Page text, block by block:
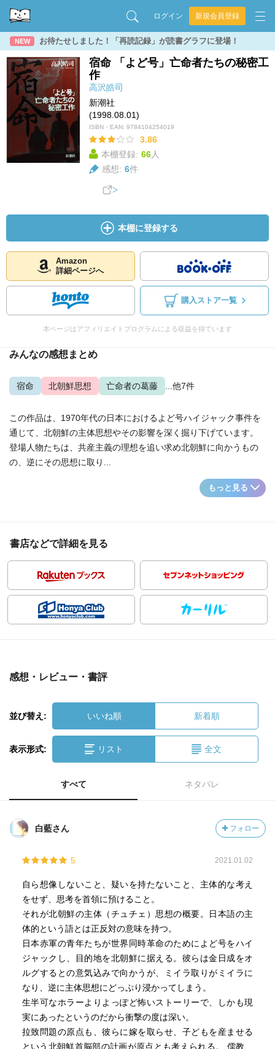
ログイン 新規会員登録
NEW お待たせしました！「再読記録」が読書グラフに登場！
宿命 「よど号」亡命者たちの秘密工
作
高沢皓司
新潮社
(1998.08.01)
ISBN・EAN: 9784104254019
3.86
本棚登録: 66人
感想: 6件
本棚に登録する
Amazon
詳細ページへ
購入ストア一覧
本ページはアフィリエイトプログラムによる収益を得ています
みんなの感想まとめ
宿命 北朝鮮思想 亡命者の葛藤 ...他7件
この作品は、1970年代の日本におけるよど号ハイジャック事件を
通じて、北朝鮮の主体思想やその影響を深く掘り下げています。
登場人物たちは、共産主義の理想を追い求め北朝鮮に向かうもの
の、逆にその思想に取り...
もっと見る
書店などで詳細を見る
感想・レビュー・書評
並び替え: いいね順 新着順
表示形式: リスト 全文
すべて ネタバレ
白藍さん フォロー
5 2021.01.02
自ら想像しないこと、疑いを持たないこと、主体的な考え
をせず、思考を首領に預けること。
それが北朝鮮の主体（チュチェ）思想の概要。日本語の主
体的という語とは正反対の意味を持つ。
日本赤軍の青年たちが世界同時革命のためによど号をハイ
ジャックし、目的地を北朝鮮に据える。彼らは金日成をオ
ルグするとの意気込みで向かうが、ミイラ取りがミイラに
なり、逆に主体思想にどっぷり浸かってしまう。
生半可なホラーよりよっぽど怖いストーリーで、しかも現
実にあったというのだから衝撃の度は深い。
拉致問題の原点も、彼らに嫁を取らせ、子どもを産ませる
という北朝鮮首脳部の計画が原点とも考えられる。 儒教、